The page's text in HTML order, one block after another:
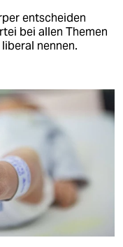
entscheiden
bei allen Themen
nennen.